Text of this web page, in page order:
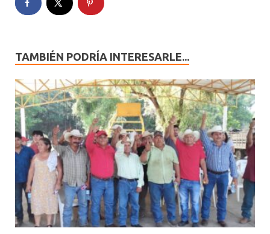
TAMBIÉN PODRÍA INTERESARLE...